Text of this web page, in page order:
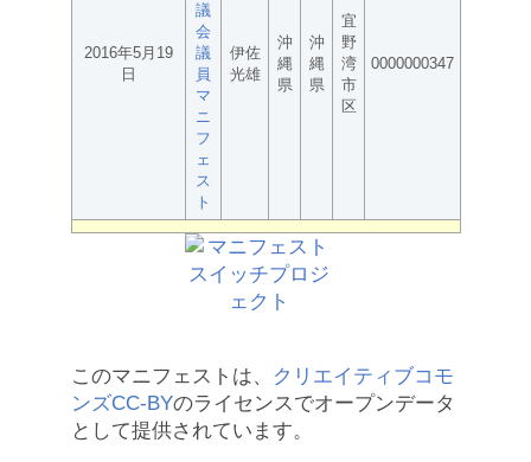
2016年5月19
日
議
会
議
員
マ
ニ
フ
ェ
ス
ト
伊佐
光雄
沖
縄
県
沖
縄
県
宜
野
湾
市
区
0000000347
このマニフェストは、
クリエイティブコモ
ンズCC-BYのライセンスでオープンデータ
として提供されています。